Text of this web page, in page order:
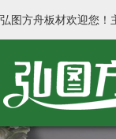
弘图方舟板材欢迎您！